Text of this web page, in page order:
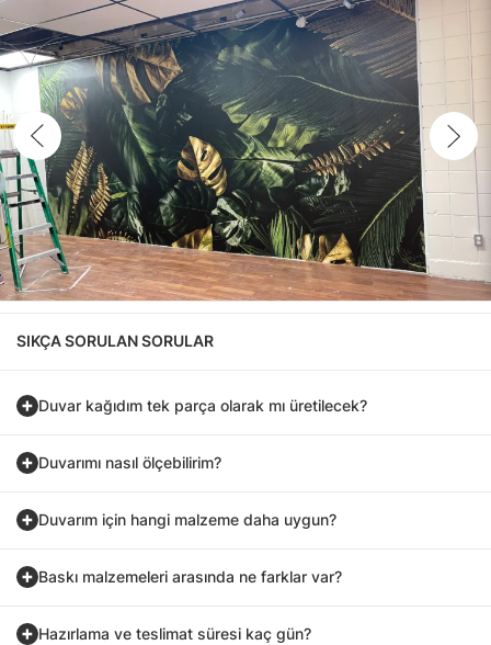
SIKÇA SORULAN SORULAR
Duvar kağıdım tek parça olarak mı üretilecek?
Duvarımı nasıl ölçebilirim?
Duvarım için hangi malzeme daha uygun?
Baskı malzemeleri arasında ne farklar var?
Hazırlama ve teslimat süresi kaç gün?